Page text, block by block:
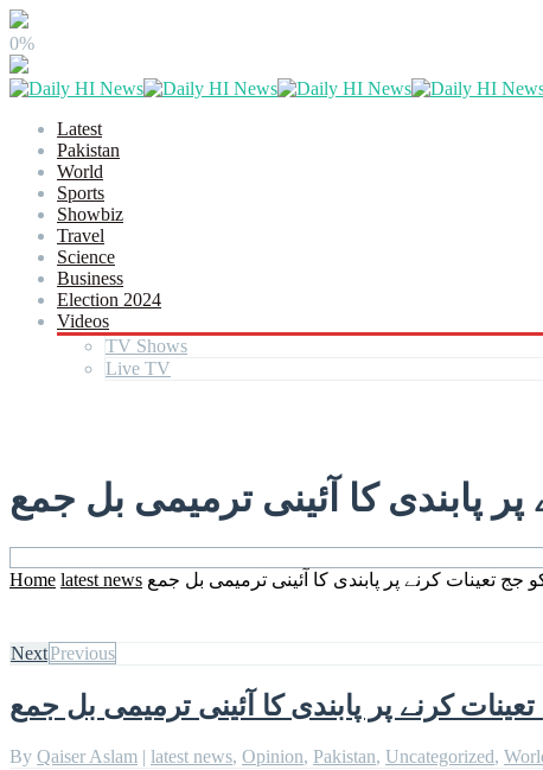
0%
Latest
Pakistan
World
Sports
Showbiz
Travel
Science
Business
Election 2024
Videos
TV Shows
Live TV
کا آئینی ترمیمی بل جمع
Home latest news کرنے پر پابندی کا آئینی ترمیمی بل جمع
NextPrevious
کرنے پر پابندی کا آئینی ترمیمی بل جمع
By Qaiser Aslam | latest news, Opinion, Pakistan, Uncategorized,